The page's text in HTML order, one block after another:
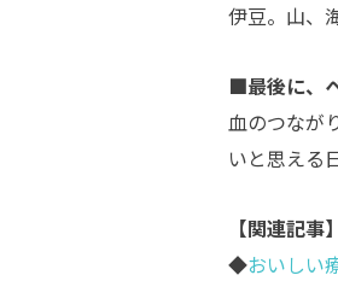
伊豆。山、
■最後に、
血のつなが
いと思える
【関連記事】
◆おいしい